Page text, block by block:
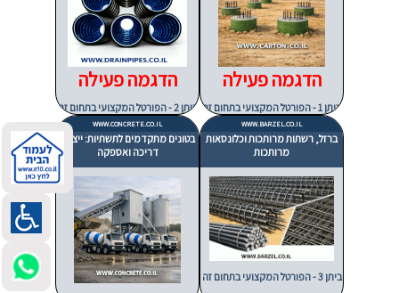
הדגמה פעילה
ביתן 1 - הפורטל המקצועי בתחום זה
הדגמה פעילה
ביתן 2 - הפורטל המקצועי בתחום זה
WWW.BARZEL.CO.IL
ברזל, רשתות מרותכות וכלונסאות
מרותכות
ביתן 3 - הפורטל המקצועי בתחום זה
WWW.CONCRETE.CO.IL
בטונים מתקדמים לתשתיות: ייצור,
דריכה ואספקה